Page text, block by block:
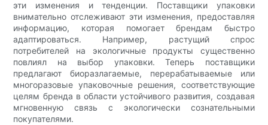
эти изменения и тенденции. Поставщики упаковки
внимательно отслеживают эти изменения, предоставляя
информацию, которая помогает брендам быстро
адаптироваться. Например, растущий спрос
потребителей на экологичные продукты существенно
повлиял на выбор упаковки. Теперь поставщики
предлагают биоразлагаемые, перерабатываемые или
многоразовые упаковочные решения, соответствующие
целям бренда в области устойчивого развития, создавая
мгновенную связь с экологически сознательными
покупателями.